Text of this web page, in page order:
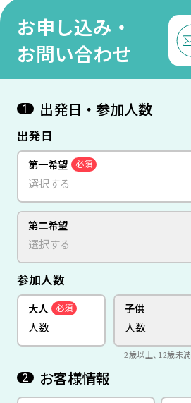
お申し込み・
お問い合わせ
1 出発日・参加人数
出発日
第一希望 必須
第二希望
参加人数
大人 必須 子供
2歳以上、12歳未満
2 お客様情報